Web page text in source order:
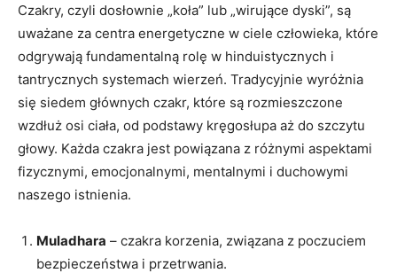
Czakry, czyli dosłownie „koła” lub „wirujące dyski”, są
uważane za centra energetyczne w ciele człowieka, które
odgrywają fundamentalną rolę w hinduistycznych i
tantrycznych systemach wierzeń. Tradycyjnie wyróżnia
się siedem głównych czakr, które są rozmieszczone
wzdłuż osi ciała, od podstawy kręgosłupa aż do szczytu
głowy. Każda czakra jest powiązana z różnymi aspektami
fizycznymi, emocjonalnymi, mentalnymi i duchowymi
naszego istnienia.
Muladhara – czakra korzenia, związana z poczuciem
bezpieczeństwa i przetrwania.